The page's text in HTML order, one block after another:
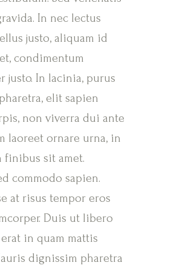
In nec lectus
justo, aliquam id
condimentum
justo. In lacinia, purus
elit sapien
non viverra dui ante
laoreet ornare urna, in
finibus sit amet.
commodo sapien.
at risus tempor eros
Duis ut libero
in quam mattis
dignissim pharetra